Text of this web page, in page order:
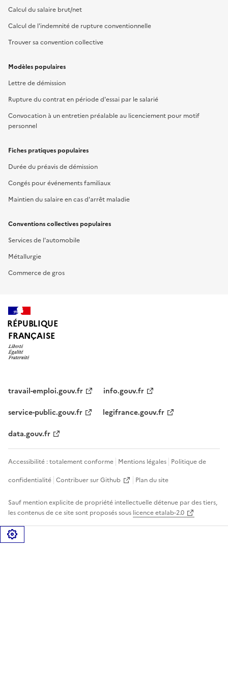
Calcul du salaire brut/net
Calcul de l'indemnité de rupture conventionnelle
Trouver sa convention collective
Modèles populaires
Lettre de démission
Rupture du contrat en période d'essai par le salarié
Convocation à un entretien préalable au licenciement pour motif
personnel
Fiches pratiques populaires
Durée du préavis de démission
Congés pour événements familiaux
Maintien du salaire en cas d'arrêt maladie
Conventions collectives populaires
Services de l'automobile
Métallurgie
Commerce de gros
RÉPUBLIQUE
FRANÇAISE
travail-emploi.gouv.fr
info.gouv.fr
service-public.gouv.fr
legifrance.gouv.fr
data.gouv.fr
Accessibilité : totalement conforme Mentions légales Politique de
confidentialité Contribuer sur Github Plan du site
Sauf mention explicite de propriété intellectuelle détenue par des tiers,
les contenus de ce site sont proposés sous licence etalab-2.0
Gérer les cookies